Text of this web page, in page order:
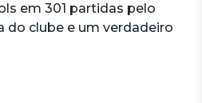
em 301 partidas pelo
do clube e um verdadeiro